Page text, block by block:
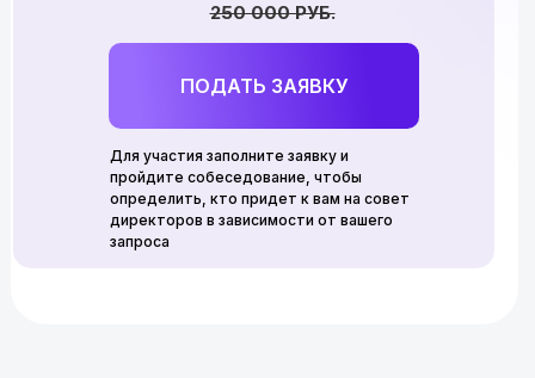
Для участия заполните заявку и
пройдите собеседование, чтобы
определить, кто придет к вам на совет
директоров в зависимости от вашего
запроса
250 000 РУБ.
ПОДАТЬ ЗАЯВКУ